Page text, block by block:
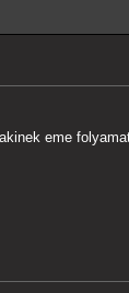
eme